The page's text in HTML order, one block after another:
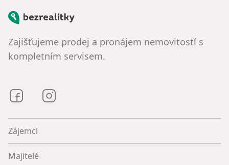
Bezrealitky
Zajišťujeme prodej a pronájem nemovitostí s
kompletním servisem.
Bezrealitky na Facebooku
Zájemci
Majitelé